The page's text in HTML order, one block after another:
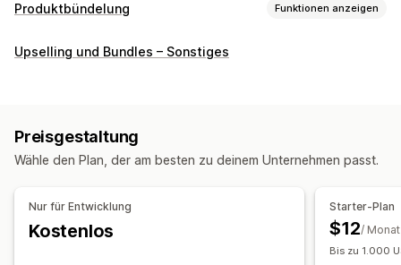
Produktbündelung Funktionen anzeigen
Bundle-Typen
Zusammenstellen einer Box
Mystery-Boxen
Probepackungen Großhandels-Bundles
Häufig zusammen gekauft
Digitale Produkte
Upselling und Bundles – Sonstiges
Preisgestaltung
Wähle den Plan, der am besten zu deinem Unternehmen passt.
Nur für Entwicklung
Kostenlos
Starter-Plan
$12/ Monat
Bis zu 1.000